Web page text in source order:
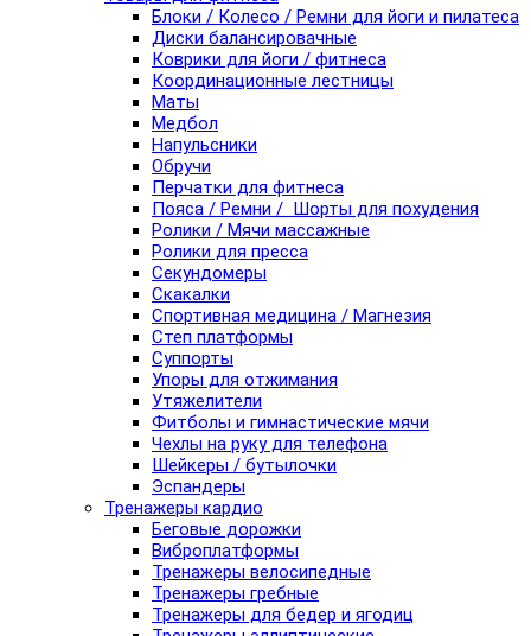
Блоки / Колесо / Ремни для йоги и пилатеса
Диски балансировачные
Коврики для йоги / фитнеса
Координационные лестницы
Маты
Медбол
Напульсники
Обручи
Перчатки для фитнеса
Пояса / Ремни / Шорты для похудения
Ролики / Мячи массажные
Ролики для пресса
Секундомеры
Скакалки
Спортивная медицина / Магнезия
Степ платформы
Суппорты
Упоры для отжимания
Утяжелители
Фитболы и гимнастические мячи
Чехлы на руку для телефона
Шейкеры / бутылочки
Эспандеры
Тренажеры кардио
Беговые дорожки
Виброплатформы
Тренажеры велосипедные
Тренажеры гребные
Тренажеры для бедер и ягодиц